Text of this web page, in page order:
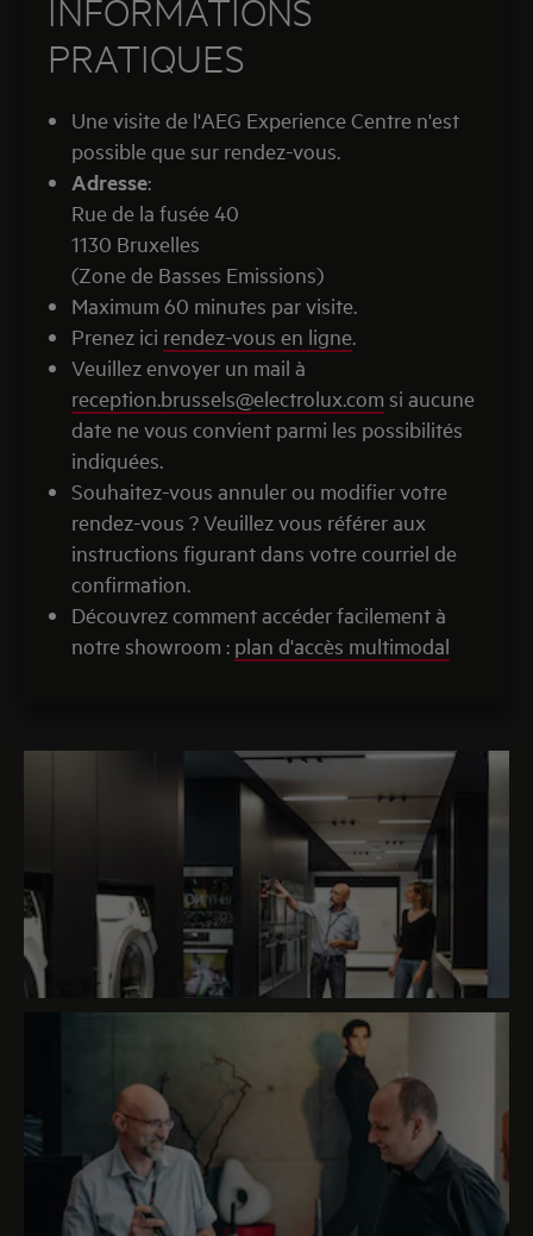
INFORMATIONS
PRATIQUES
Une visite de l'AEG Experience Centre n'est
possible que sur rendez-vous.
Adresse:
Rue de la fusée 40
1130 Bruxelles
(Zone de Basses Emissions)
Maximum 60 minutes par visite.
Prenez ici rendez-vous en ligne.
Veuillez envoyer un mail à
reception.brussels@electrolux.com si aucune
date ne vous convient parmi les possibilités
indiquées.
Souhaitez-vous annuler ou modifier votre
rendez-vous ? Veuillez vous référer aux
instructions figurant dans votre courriel de
confirmation.
Découvrez comment accéder facilement à
notre showroom : plan d'accès multimodal